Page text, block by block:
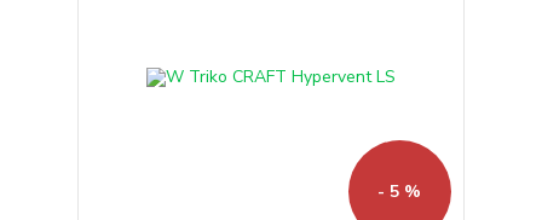
- 5 %